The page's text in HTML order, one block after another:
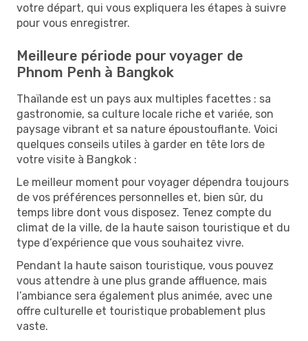
votre départ, qui vous expliquera les étapes à suivre
pour vous enregistrer.
Meilleure période pour voyager de
Phnom Penh à Bangkok
Thaïlande est un pays aux multiples facettes : sa
gastronomie, sa culture locale riche et variée, son
paysage vibrant et sa nature époustouflante. Voici
quelques conseils utiles à garder en tête lors de
votre visite à Bangkok :
Le meilleur moment pour voyager dépendra toujours
de vos préférences personnelles et, bien sûr, du
temps libre dont vous disposez. Tenez compte du
climat de la ville, de la haute saison touristique et du
type d’expérience que vous souhaitez vivre.
Pendant la haute saison touristique, vous pouvez
vous attendre à une plus grande affluence, mais
l’ambiance sera également plus animée, avec une
offre culturelle et touristique probablement plus
vaste.